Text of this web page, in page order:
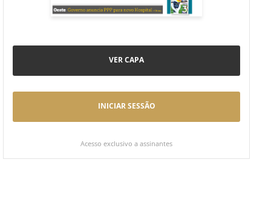
VER CAPA
INICIAR SESSÃO
Acesso exclusivo a assinantes